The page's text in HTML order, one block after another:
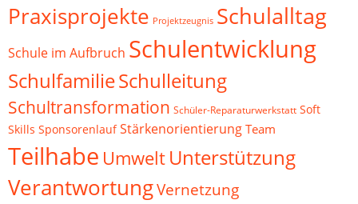
Praxisprojekte Projektzeugnis Schulalltag
Schule im Aufbruch Schulentwicklung
SchulfamilieSchulleitung
Schultransformation Schüler-Reparaturwerkstatt Soft
Skills Sponsorenlauf Stärkenorientierung Team
Teilhabe Umwelt Unterstützung
VerantwortungVernetzung